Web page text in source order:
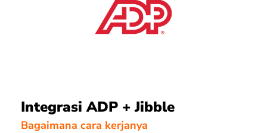
Integrasi ADP + Jibble
Bagaimana cara kerjanya